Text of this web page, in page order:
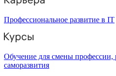
Профессиональное развитие в IT
Обучение для смены профессии,
саморазвития